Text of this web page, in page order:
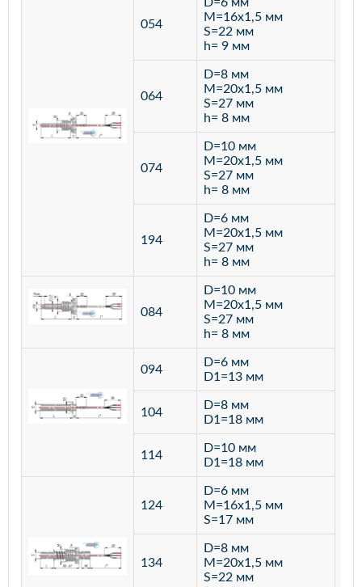
054
D=6 мм
M=16х1,5 мм
S=22 мм
h= 9 мм
064
D=8 мм
M=20х1,5 мм
S=27 мм
h= 8 мм
074
D=10 мм
M=20х1,5 мм
S=27 мм
h= 8 мм
194
D=6 мм
M=20х1,5 мм
S=27 мм
h= 8 мм
084
D=10 мм
M=20х1,5 мм
S=27 мм
h= 8 мм
094
D=6 мм
D1=13 мм
104
D=8 мм
D1=18 мм
114
D=10 мм
D1=18 мм
124
D=6 мм
M=16х1,5 мм
S=17 мм
134
D=8 мм
M=20х1,5 мм
S=22 мм